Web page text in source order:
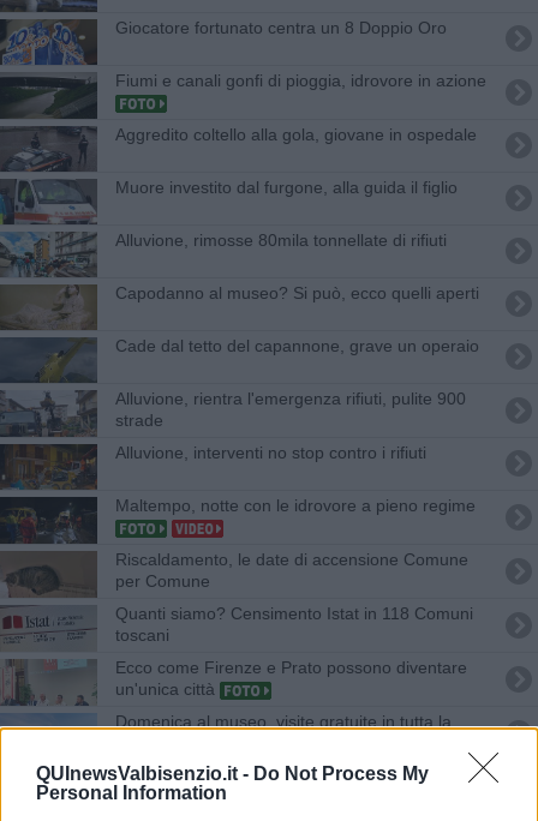
QUInewsValbisenzio.it - Do Not Process My
Personal Information
Giocatore fortunato centra un 8 Doppio Oro
Fiumi e canali gonfi di pioggia, idrovore in azione
Aggredito coltello alla gola, giovane in ospedale
Muore investito dal furgone, alla guida il figlio
Alluvione, rimosse 80mila tonnellate di rifiuti
Capodanno al museo? Si può, ecco quelli aperti
Cade dal tetto del capannone, grave un operaio
Alluvione, rientra l'emergenza rifiuti, pulite 900
strade
Alluvione, interventi no stop contro i rifiuti
Maltempo, notte con le idrovore a pieno regime
Riscaldamento, le date di accensione Comune
per Comune
Quanti siamo? Censimento Istat in 118 Comuni
toscani
Ecco come Firenze e Prato possono diventare
un'unica città
Domenica al museo, visite gratuite in tutta la
Cade dal terrazzo sbrigando le faccende, è
gravissima